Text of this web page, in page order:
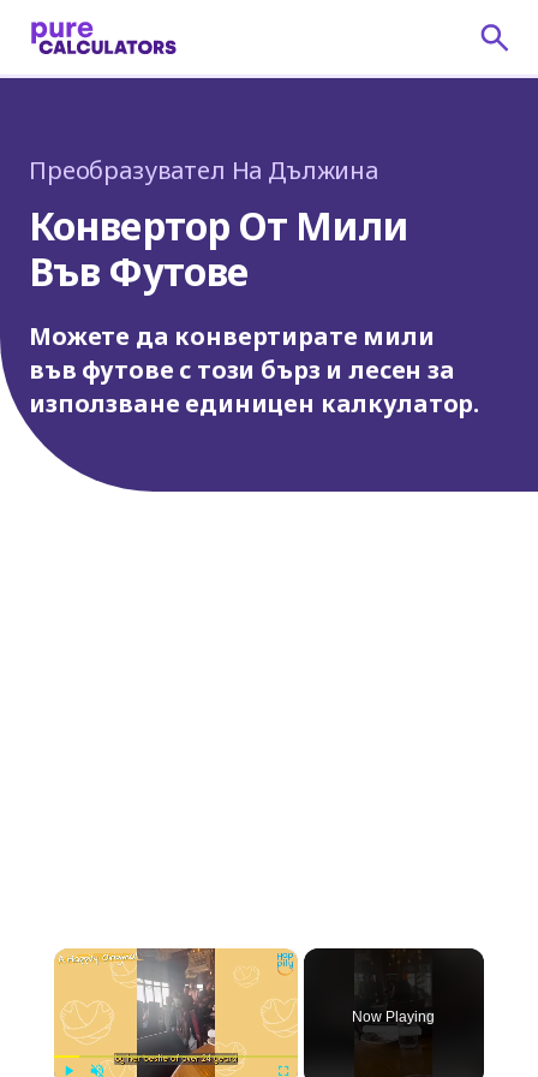
Преобразувател На Дължина
Конвертор От Мили
Във Футове
Можете да конвертирате мили
във футове с този бърз и лесен за
използване единицен калкулатор.
×
Now Playing